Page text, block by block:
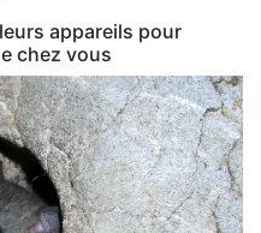
appareils pour
chez vous